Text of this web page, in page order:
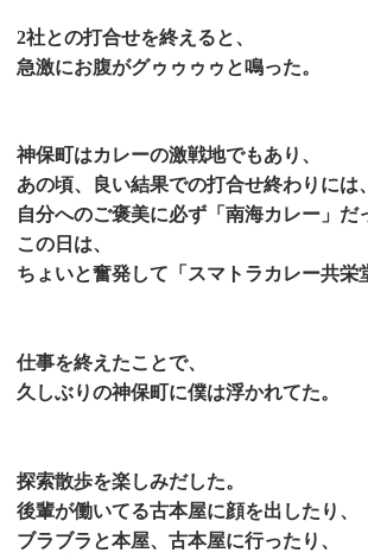
2社との打合せを終えると、
急激にお腹がグゥゥゥゥと鳴った。
神保町はカレーの激戦地でもあり、
あの頃、良い結果での打合せ終わりには、
自分へのご褒美に必ず「南海カレー」だ
この日は、
ちょいと奮発して「スマトラカレー共栄
仕事を終えたことで、
久しぶりの神保町に僕は浮かれてた。
探索散歩を楽しみだした。
後輩が働いてる古本屋に顔を出したり、
ブラブラと本屋、古本屋に行ったり、